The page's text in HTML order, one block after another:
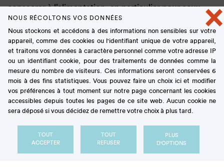
consacrer à l’alimentation, en particulier pour ceux
qui ne peuvent pas compter sur l’assistance de leur
famille.
Des conséquences
étendues, une prise en
charge insuffisante
×
NOUS RÉCOLTONS VOS DONNÉES
Nous stockons et accédons à des informations non sensibles sur votre
appareil, comme des cookies ou l'identifiant unique de votre appareil,
et traitons vos données à caractère personnel comme votre adresse IP
ou un identifiant cookie, pour des traitements de données comme la
mesure du nombre de visiteurs. Ces informations seront conservées 6
mois à des fins statistiques. Vous pouvez faire un choix ici et modifier
vos préférences à tout moment sur notre page concernant les cookies
accessibles depuis toutes les pages de ce site web. Aucun cookie ne
sera déposé si vous décidez de remettre votre choix à plus tard.
TOUT
ACCEPTER
TOUT
REFUSER
PLUS
D'OPTIONS